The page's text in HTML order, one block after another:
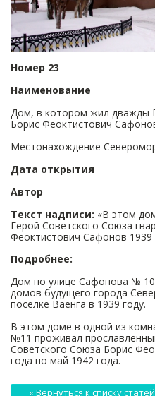
Номер 23
Наименование
Дом, в котором жил дважды
Борис Феоктистович
Местонахождение
Дата открытия
Автор
Текст надписи: «В этом
Герой Советского Союза
Феоктистович Сафонов 1939
Подробнее:
Дом по улице Сафонова №
домов будущего города
посёлке Ваенга в 1939 году.
В этом доме в одной из
№11 проживал
Советского Союза Борис
года по май 1942 года.
« Вернуться к списку статей